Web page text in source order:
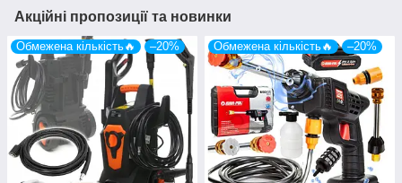
Акційні пропозиції та новинки
Обмежена кількість🔥 –20% Обмежена кількість🔥 –20%